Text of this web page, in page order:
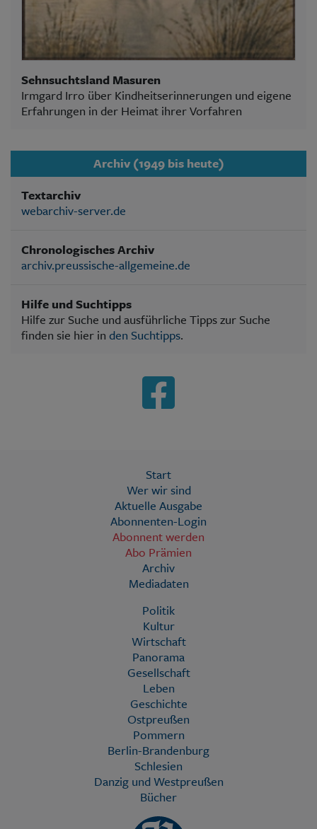
Sehnsuchtsland Masuren
Irmgard Irro über Kindheitserinnerungen und eigene
Erfahrungen in der Heimat ihrer Vorfahren
Archiv (1949 bis heute)
Textarchiv
webarchiv-server.de
Chronologisches Archiv
archiv.preussische-allgemeine.de
Hilfe und Suchtipps
Hilfe zur Suche und ausführliche Tipps zur Suche
finden sie hier in den Suchtipps.
Start
Wer wir sind
Aktuelle Ausgabe
Abonnenten-Login
Abonnent werden
Abo Prämien
Archiv
Mediadaten
Politik
Kultur
Wirtschaft
Panorama
Gesellschaft
Leben
Geschichte
Ostpreußen
Pommern
Berlin-Brandenburg
Schlesien
Danzig und Westpreußen
Bücher